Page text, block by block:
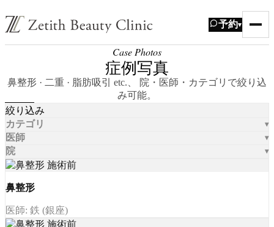
予約▾
Case Photos
症例写真
鼻整形 · 二重 · 脂肪吸引 etc.、 院・医師・カテゴリで絞り込
み可能。
絞り込み
カテゴリ
医師
院
鼻整形
医師: 鉄 (銀座)